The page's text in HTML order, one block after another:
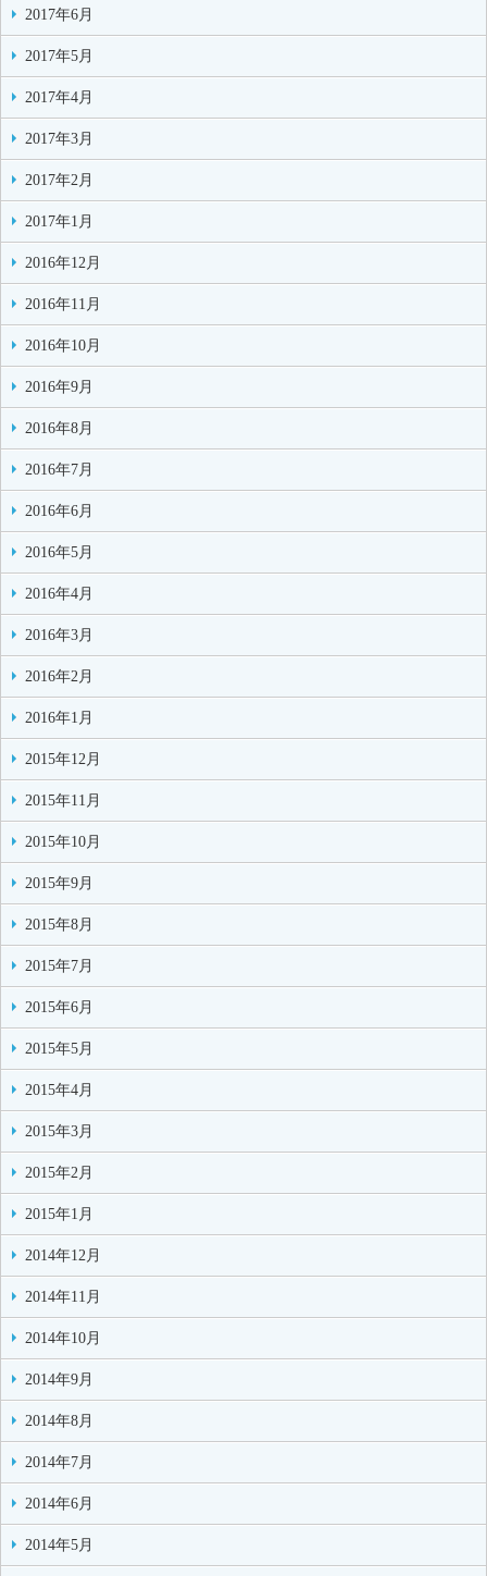
2017年6月
2017年5月
2017年4月
2017年3月
2017年2月
2017年1月
2016年12月
2016年11月
2016年10月
2016年9月
2016年8月
2016年7月
2016年6月
2016年5月
2016年4月
2016年3月
2016年2月
2016年1月
2015年12月
2015年11月
2015年10月
2015年9月
2015年8月
2015年7月
2015年6月
2015年5月
2015年4月
2015年3月
2015年2月
2015年1月
2014年12月
2014年11月
2014年10月
2014年9月
2014年8月
2014年7月
2014年6月
2014年5月